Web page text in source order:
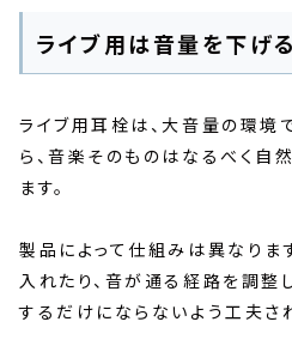
ライブ用は音量を下げ
ライブ用耳栓は、大音量の環境
ら、音楽そのものはなるべく自
ます。
製品によって仕組みは異なりま
入れたり、音が通る経路を調整
するだけにならないよう工夫さ